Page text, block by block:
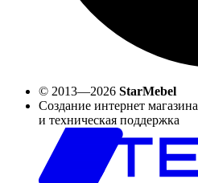
© 2013—2026 StarMebel
Создание интернет магазина
и техническая поддержка